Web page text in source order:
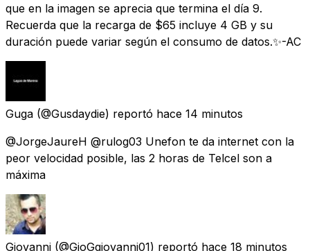
que en la imagen se aprecia que termina el día 9.
Recuerda que la recarga de $65 incluye 4 GB y su
duración puede variar según el consumo de datos.✨-AC
Guga (@Gusdaydie) reportó hace 14 minutos
@JorgeJaureH @rulog03 Unefon te da internet con la
peor velocidad posible, las 2 horas de Telcel son a
máxima
Giovanni (@GioGgiovanni01) reportó hace 18 minutos